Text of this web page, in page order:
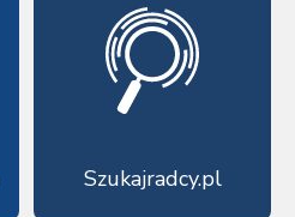
Szukajradcy.pl